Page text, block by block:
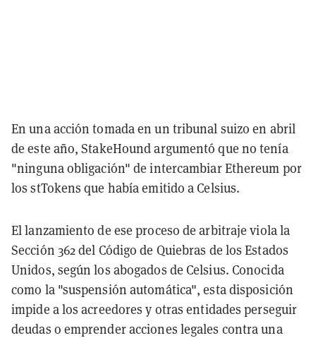
En una acción tomada en un tribunal suizo en abril
de este año, StakeHound argumentó que no tenía
"ninguna obligación" de intercambiar Ethereum por
los stTokens que había emitido a Celsius.
El lanzamiento de ese proceso de arbitraje viola la
Sección 362 del Código de Quiebras de los Estados
Unidos, según los abogados de Celsius. Conocida
como la "suspensión automática", esta disposición
impide a los acreedores y otras entidades perseguir
deudas o emprender acciones legales contra una